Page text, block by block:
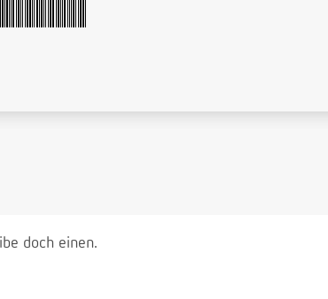
doch einen.